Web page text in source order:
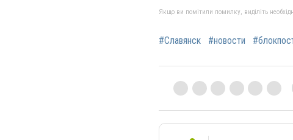
Якщо ви помітили помилку, виділіть
#Славянск #новости